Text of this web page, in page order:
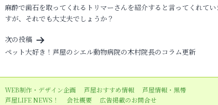
ナ
ビ
ゲ
ー
ョ
ン
麻酔で歯石を取ってくれるトリマーさんを紹介すると言ってくれてい
すが、それでも大丈夫でしょうか？
次の投稿
ペット大好き！芦屋のシエル動物病院の木村院長のコラム更新
WEB制作・デザイン企画 芦屋おすすめ情報
芦屋情報・黒帯
芦屋LIFE NEWS！
会社概要 広告掲載のお問合せ